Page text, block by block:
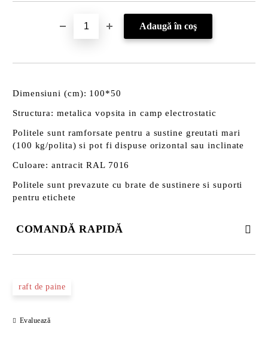
Dimensiuni (cm): 100*50
Structura: metalica vopsita in camp electrostatic
Politele sunt ramforsate pentru a sustine greutati mari
(100 kg/polita) si pot fi dispuse orizontal sau inclinate
Culoare: antracit RAL 7016
Politele sunt prevazute cu brate de sustinere si suporti
pentru etichete
COMANDĂ RAPIDĂ
raft de paine
Evaluează